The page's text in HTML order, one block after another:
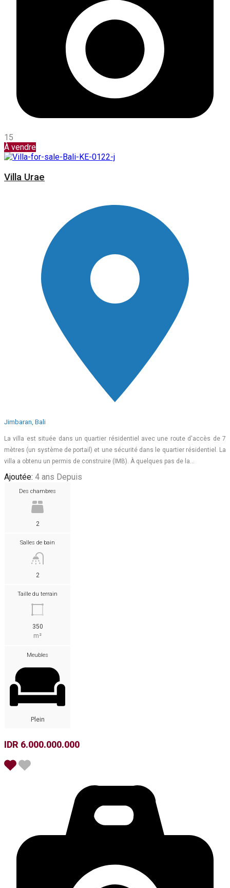
15
À vendre
Villa Urae
Jimbaran, Bali
La villa est située dans un quartier résidentiel avec une route d'accès de 7
mètres (un système de portail) et une sécurité dans le quartier résidentiel. La
villa a obtenu un permis de construire (IMB). À quelques pas de la…
Ajoutée: 4 ans Depuis
Des chambres
2
Salles de bain
2
Taille du terrain
350
m²
Meubles
Plein
IDR 6.000.000.000